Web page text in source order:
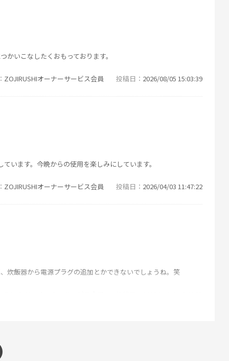
いこなしたくおもっております。
ZOJIRUSHIオーナーサービス会員 投稿日 2026/08/05 15:03:39
います。今晩からの使用を楽しみにしています。
ZOJIRUSHIオーナーサービス会員 投稿日 2026/04/03 11:47:22
炊飯器から電源プラグの追加とかできないでしょうね。笑